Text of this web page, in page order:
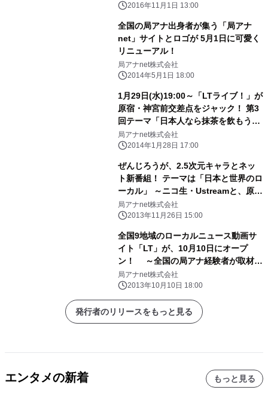
2016年11月1日 13:00
全国の局アナ出身者が集う「局アナ
net」サイトとロゴが 5月1日に可愛く
リニューアル！
局アナnet株式会社
2014年5月1日 18:00
1月29日(水)19:00～「LTライブ！」が
原宿・神宮前交差点をジャック！ 第3
回テーマ「日本人なら抹茶を飲もう
ぜ！」ゲスト：末松則子 鈴鹿市長
局アナnet株式会社
2014年1月28日 17:00
ぜんじろうが、2.5次元キャラとネッ
ト新番組！ テーマは「日本と世界のロ
ーカル」 ～ニコ生・Ustreamと、原宿
の巨大屋外ビジョンで生放送！～
局アナnet株式会社
2013年11月26日 15:00
全国9地域のローカルニュース動画サ
イト「LT」が、10月10日にオープ
ン！ ～全国の局アナ経験者が取材、
農業特集チャンネルも～
局アナnet株式会社
2013年10月10日 18:00
発行者のリリースをもっと見る
エンタメの新着 もっと見る